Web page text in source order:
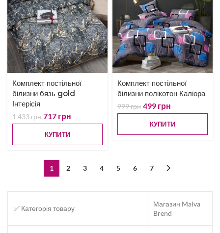
Комплект постільної
білизни бязь gold
Інтерісія
1 433грн 717 грн
КУПИТИ
Комплект постільної
білизни полікотон Каліора
999грн 499 грн
КУПИТИ
1 2 3 4 5 6 7
✅ Категорія товару
Магазин Malva
Brend